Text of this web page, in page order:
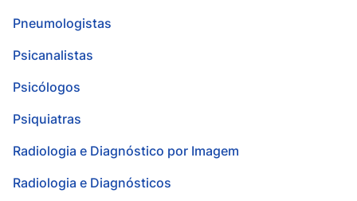
Pneumologistas
Psicanalistas
Psicólogos
Psiquiatras
Radiologia e Diagnóstico por Imagem
Radiologia e Diagnósticos